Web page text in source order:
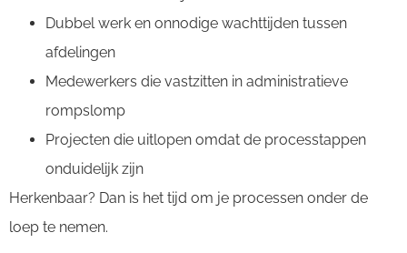
Dubbel werk en onnodige wachttijden tussen
afdelingen
Medewerkers die vastzitten in administratieve
rompslomp
Projecten die uitlopen omdat de processtappen
onduidelijk zijn
Herkenbaar? Dan is het tijd om je processen onder de
loep te nemen.